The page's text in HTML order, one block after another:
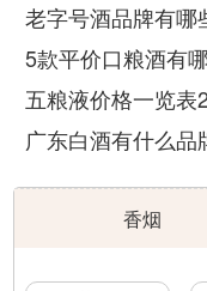
老字号酒品牌有哪
5款平价口粮酒有
广东白酒有什么
香烟